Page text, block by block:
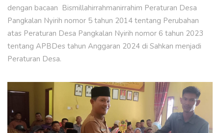
dengan bacaan Bismillahirrahmanirrahim Peraturan Desa
Pangkalan Nyirih nomor 5 tahun 2014 tentang Perubahan
atas Peraturan Desa Pangkalan Nyirih nomor 6 tahun 2023
tentang APBDes tahun Anggaran 2024 di Sahkan menjadi
Peraturan Desa.